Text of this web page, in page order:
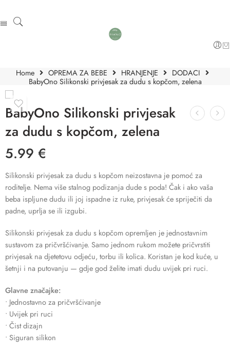
Home OPREMA ZA BEBE HRANJENJE
DODACI
BabyOno Silikonski privjesak za dudu s kopčom, zelena
BabyOno Silikonski privjesak
za dudu s kopčom, zelena
5.99 €
Silikonski privjesak za dudu s kopčom neizostavna je pomoć za
roditelje. Nema više stalnog podizanja dude s poda! Čak i ako vaša
beba ispljune dudu ili joj ispadne iz ruke, privjesak će spriječiti da
padne, uprlja se ili izgubi.
Silikonski privjesak za dudu s kopčom opremljen je jednostavnim
sustavom za pričvršćivanje. Samo jednom rukom možete pričvrstiti
privjesak na djetetovu odjeću, torbu ili kolica. Koristan je kod kuće, u
šetnji i na putovanju — gdje god želite imati dudu uvijek pri ruci.
Glavne značajke:
• Jednostavno za pričvršćivanje
• Uvijek pri ruci
• Čist dizajn
• Siguran silikon